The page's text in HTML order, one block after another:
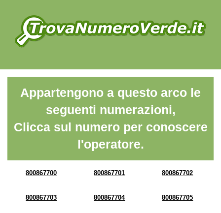
Appartengono a questo arco le
seguenti numerazioni,
Clicca sul numero per conoscere
l'operatore.
800867700 800867701 800867702
800867703 800867704 800867705